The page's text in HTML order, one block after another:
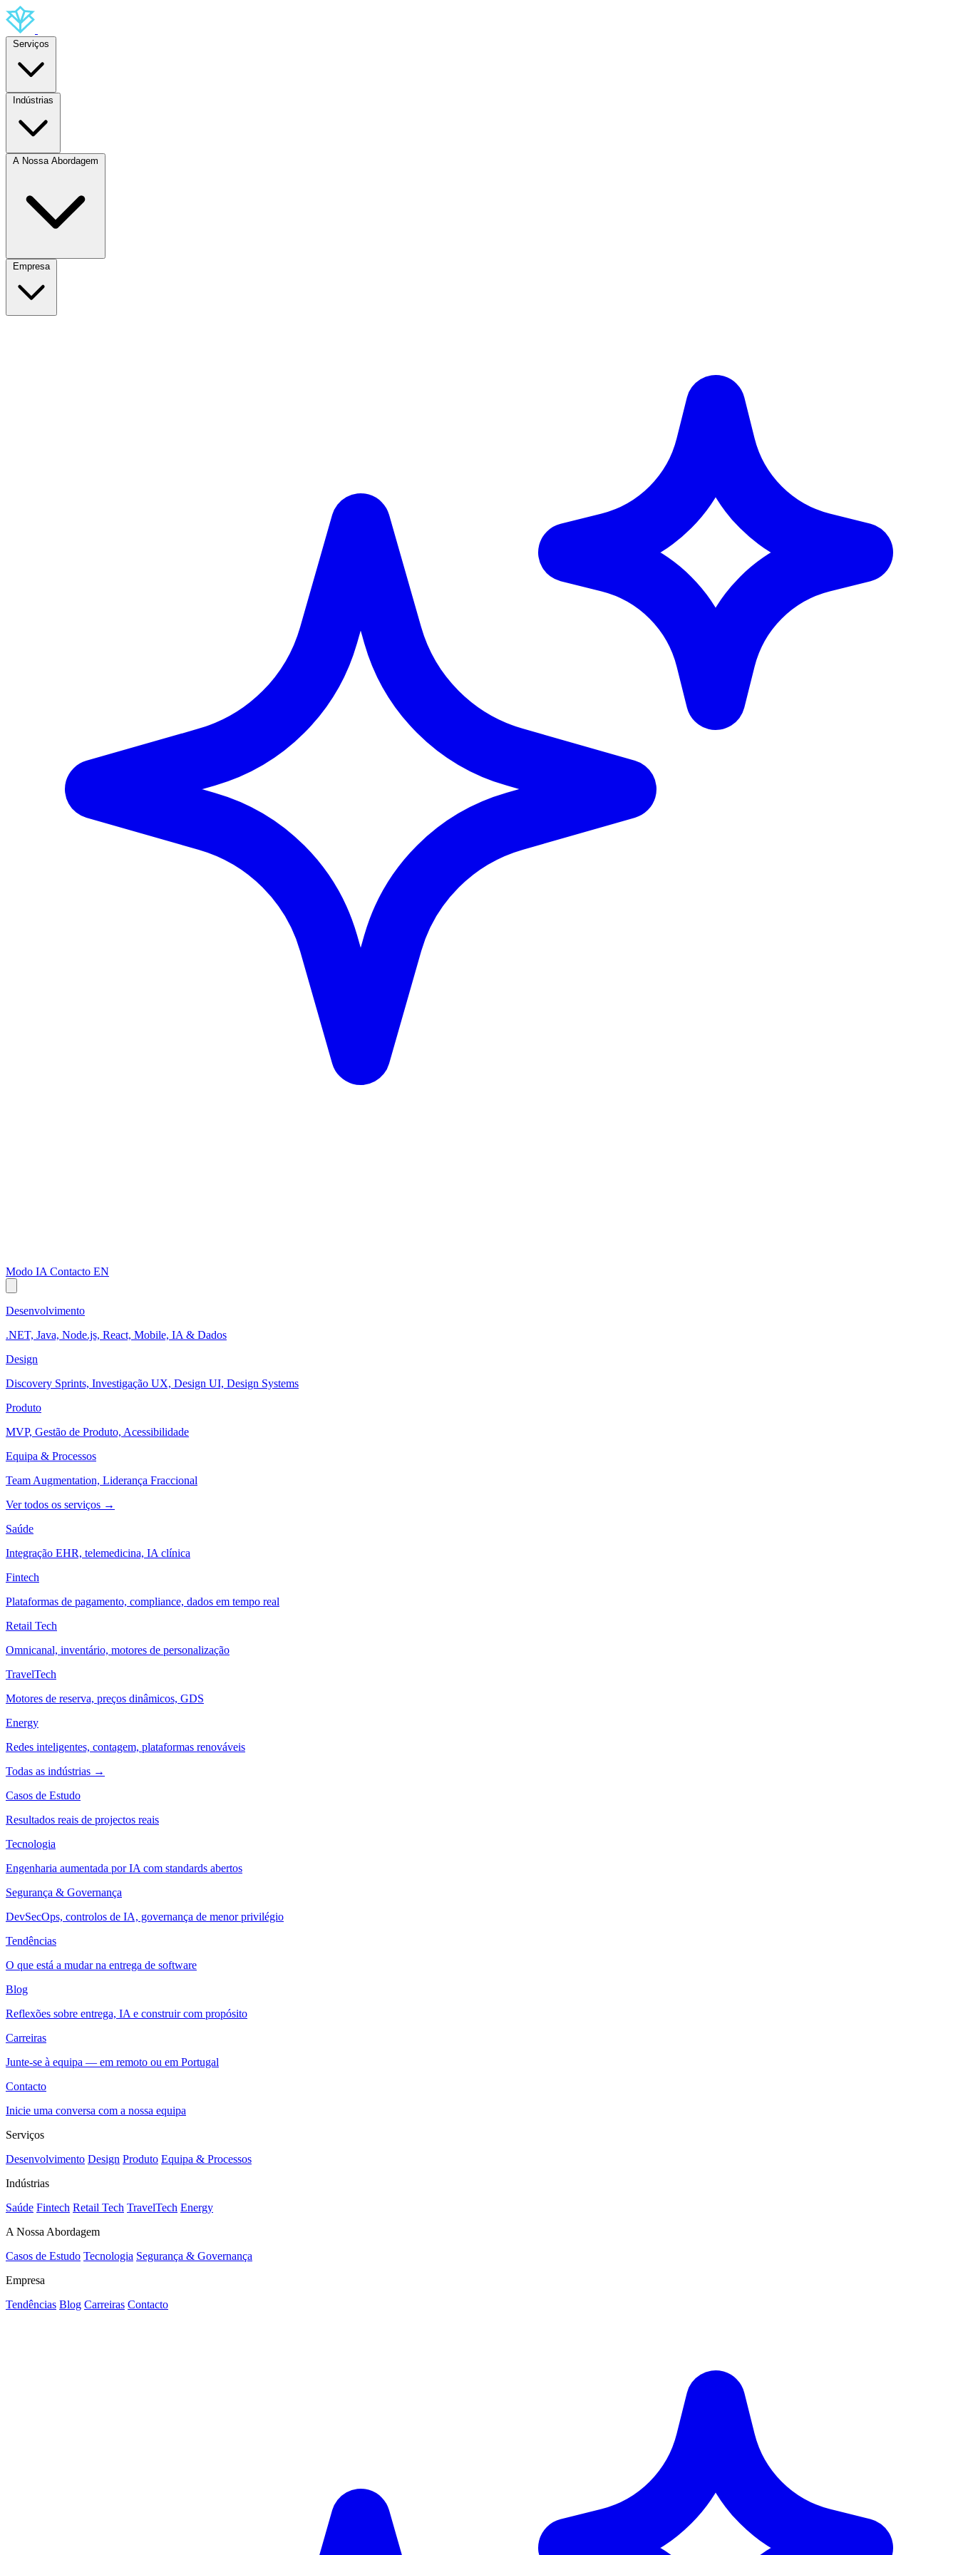
Empresa
Modo IA Contacto EN
Desenvolvimento
.NET, Java, Node.js, React, Mobile, IA & Dados
Design
Discovery Sprints, Investigação UX, Design UI, Design Systems
Produto
MVP, Gestão de Produto, Acessibilidade
Equipa & Processos
Team Augmentation, Liderança Fraccional
Ver todos os serviços →
Saúde
Integração EHR, telemedicina, IA clínica
Fintech
Plataformas de pagamento, compliance, dados em tempo real
Retail Tech
Omnicanal, inventário, motores de personalização
TravelTech
Motores de reserva, preços dinâmicos, GDS
Energy
Redes inteligentes, contagem, plataformas renováveis
Todas as indústrias →
Casos de Estudo
Resultados reais de projectos reais
Tecnologia
Engenharia aumentada por IA com standards abertos
Segurança & Governança
DevSecOps, controlos de IA, governança de menor privilégio
Tendências
O que está a mudar na entrega de software
Blog
Reflexões sobre entrega, IA e construir com propósito
Carreiras
Junte-se à equipa — em remoto ou em Portugal
Contacto
Inicie uma conversa com a nossa equipa
Serviços
Desenvolvimento Design Produto Equipa & Processos
Indústrias
Saúde Fintech Retail Tech TravelTech Energy
A Nossa Abordagem
Casos de Estudo Tecnologia Segurança & Governança
Empresa
Tendências Blog Carreiras Contacto